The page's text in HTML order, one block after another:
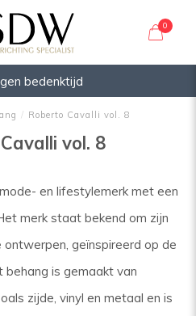
0
bedenktijd
/ Roberto Cavalli vol. 8
vol. 8
en lifestylemerk met een
merk staat bekend om zijn
geïnspireerd op de
behang is gemaakt van
zijde, vinyl en metaal en is